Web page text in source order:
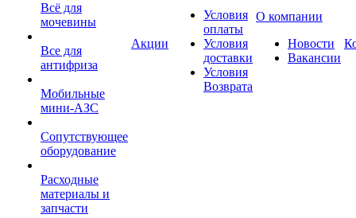
Всё для
мочевины
Все для
антифриза
Мобильные
мини-АЗС
Сопутствующее
оборудование
Расходные
материалы и
запчасти
Акции
Условия
оплаты
Условия
доставки
Условия
Возврата
О компании
Новости
Вакансии